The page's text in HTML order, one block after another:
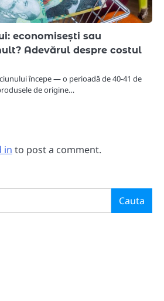
economisești sau
Adevărul despre costul
începe — o perioadă de 40-41 de
de origine…
in to post a comment.
Cauta